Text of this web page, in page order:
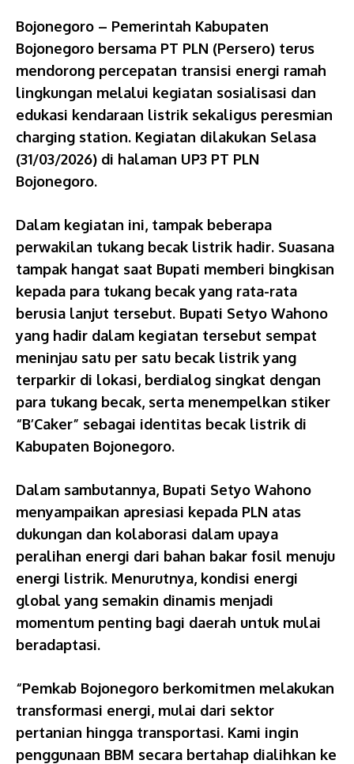
Bojonegoro – Pemerintah Kabupaten
Bojonegoro bersama PT PLN (Persero) terus
mendorong percepatan transisi energi ramah
lingkungan melalui kegiatan sosialisasi dan
edukasi kendaraan listrik sekaligus peresmian
charging station. Kegiatan dilakukan Selasa
(31/03/2026) di halaman UP3 PT PLN
Bojonegoro.
Dalam kegiatan ini, tampak beberapa
perwakilan tukang becak listrik hadir. Suasana
tampak hangat saat Bupati memberi bingkisan
kepada para tukang becak yang rata-rata
berusia lanjut tersebut. Bupati Setyo Wahono
yang hadir dalam kegiatan tersebut sempat
meninjau satu per satu becak listrik yang
terparkir di lokasi, berdialog singkat dengan
para tukang becak, serta menempelkan stiker
“B’Caker” sebagai identitas becak listrik di
Kabupaten Bojonegoro.
Dalam sambutannya, Bupati Setyo Wahono
menyampaikan apresiasi kepada PLN atas
dukungan dan kolaborasi dalam upaya
peralihan energi dari bahan bakar fosil menuju
energi listrik. Menurutnya, kondisi energi
global yang semakin dinamis menjadi
momentum penting bagi daerah untuk mulai
beradaptasi.
“Pemkab Bojonegoro berkomitmen melakukan
transformasi energi, mulai dari sektor
pertanian hingga transportasi. Kami ingin
penggunaan BBM secara bertahap dialihkan ke